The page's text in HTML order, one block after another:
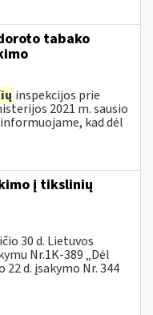
tabako
inspekcijos prie
2021 m. sausio
informuojame, kad dėl
į tikslinių
30 d. Lietuvos
Nr.1K-389 „Dėl
d. įsakymo Nr. 344